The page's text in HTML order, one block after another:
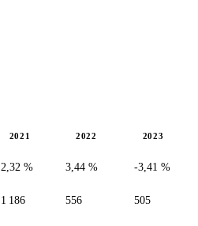
2021 2022 2023
2,32 % 3,44 % -3,41 %
1 186 556 505